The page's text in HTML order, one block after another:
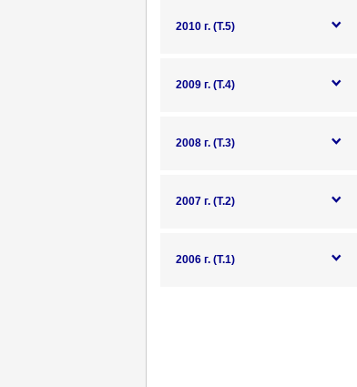
2010 г. (Т.5)
2009 г. (Т.4)
2008 г. (Т.3)
2007 г. (Т.2)
2006 г. (Т.1)